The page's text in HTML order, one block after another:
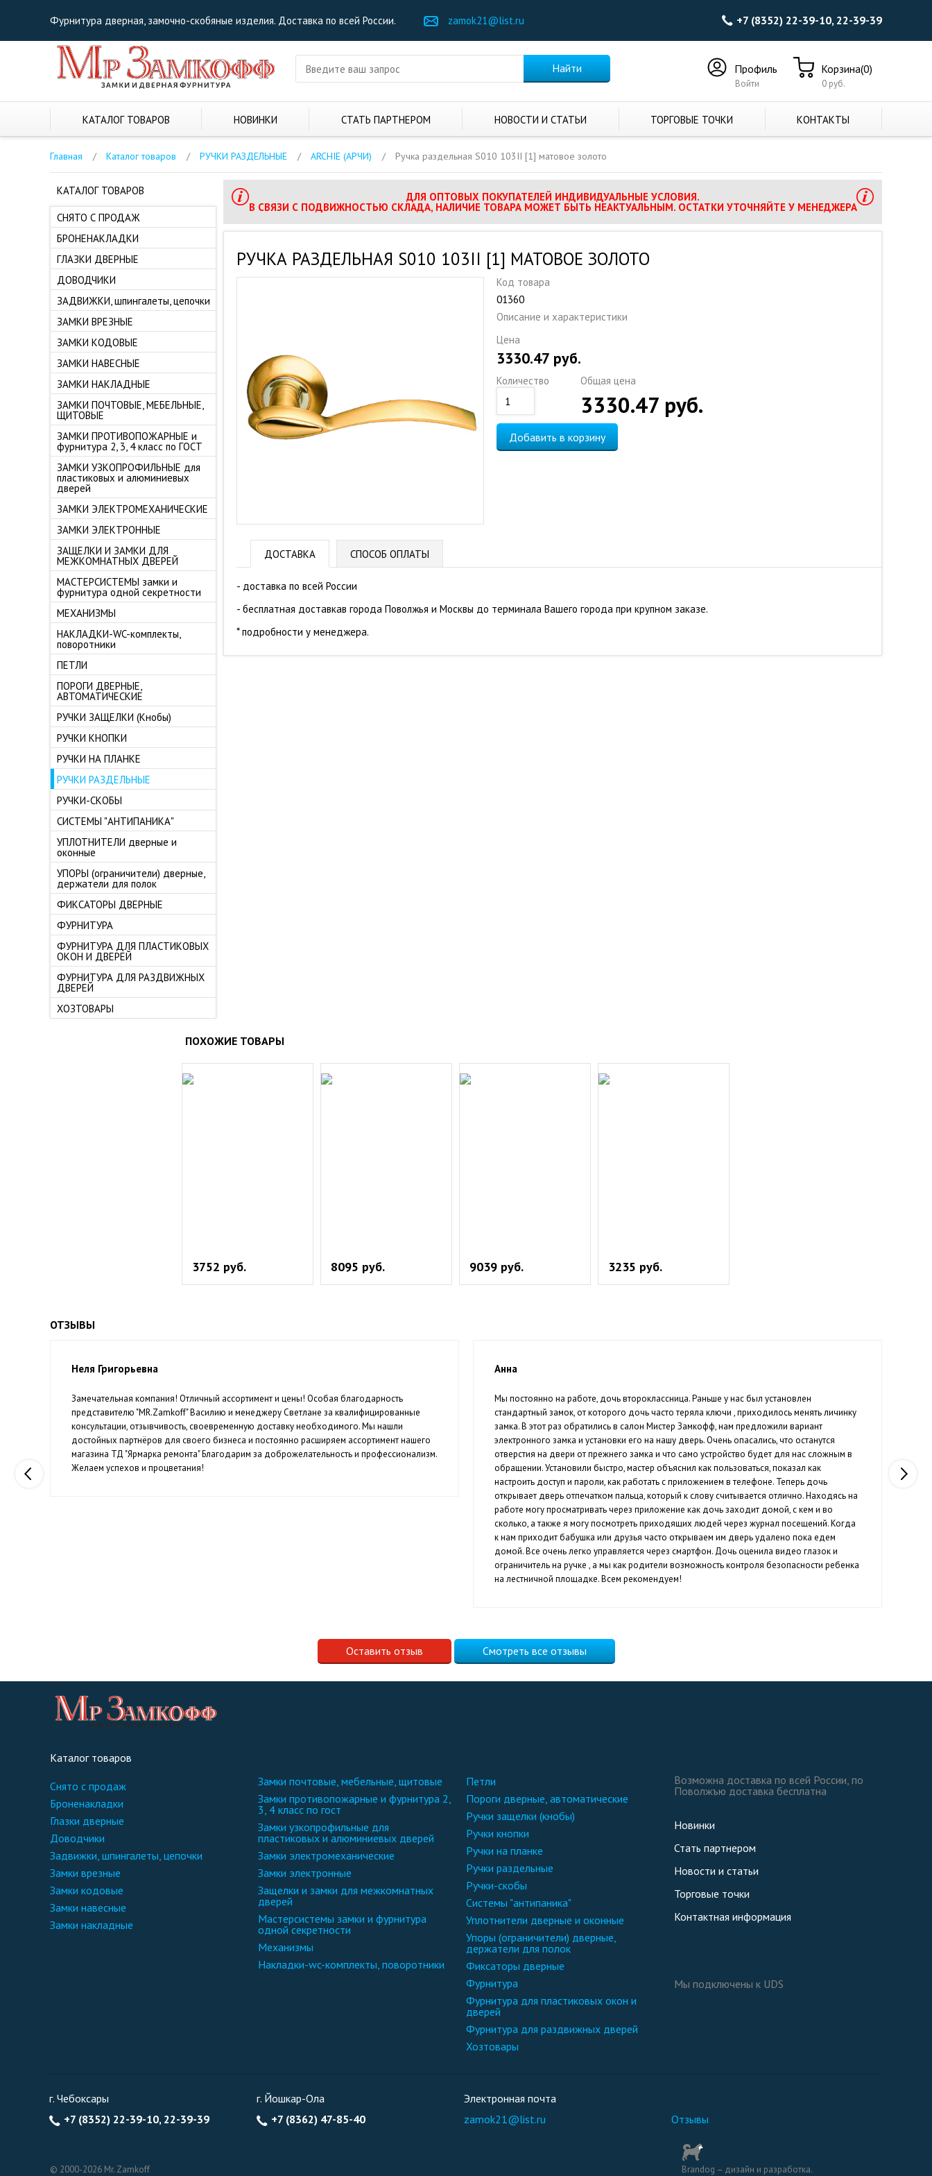
Фурнитура дверная, замочно-скобяные изделия. Доставка по всей России. zamok21@list.ru +7 (8352) 22-39-10, 22-39-39
Корзина(0)
0 руб.
Профиль
Войти
КАТАЛОГ ТОВАРОВ НОВИНКИ СТАТЬ ПАРТНЕРОМ НОВОСТИ И СТАТЬИ ТОРГОВЫЕ ТОЧКИ КОНТАКТЫ
Главная / Каталог товаров / РУЧКИ РАЗДЕЛЬНЫЕ / ARCHIE (АРЧИ) / Ручка раздельная S010 103II [1] матовое золото
КАТАЛОГ ТОВАРОВ
СНЯТО С ПРОДАЖ
БРОНЕНАКЛАДКИ
ГЛАЗКИ ДВЕРНЫЕ
ДОВОДЧИКИ
ЗАДВИЖКИ, шпингалеты, цепочки
ЗАМКИ ВРЕЗНЫЕ
ЗАМКИ КОДОВЫЕ
ЗАМКИ НАВЕСНЫЕ
ЗАМКИ НАКЛАДНЫЕ
ЗАМКИ ПОЧТОВЫЕ, МЕБЕЛЬНЫЕ,
ЩИТОВЫЕ
ЗАМКИ ПРОТИВОПОЖАРНЫЕ и
фурнитура 2, 3, 4 класс по ГОСТ
ЗАМКИ УЗКОПРОФИЛЬНЫЕ для
пластиковых и алюминиевых
дверей
ЗАМКИ ЭЛЕКТРОМЕХАНИЧЕСКИЕ
ЗАМКИ ЭЛЕКТРОННЫЕ
ЗАЩЕЛКИ И ЗАМКИ ДЛЯ
МЕЖКОМНАТНЫХ ДВЕРЕЙ
МАСТЕРСИСТЕМЫ замки и
фурнитура одной секретности
МЕХАНИЗМЫ
НАКЛАДКИ-WC-комплекты,
поворотники
ПЕТЛИ
ПОРОГИ ДВЕРНЫЕ,
АВТОМАТИЧЕСКИЕ
РУЧКИ ЗАЩЕЛКИ (Кнобы)
РУЧКИ КНОПКИ
РУЧКИ НА ПЛАНКЕ
РУЧКИ РАЗДЕЛЬНЫЕ
РУЧКИ-СКОБЫ
СИСТЕМЫ "АНТИПАНИКА"
УПЛОТНИТЕЛИ дверные и
оконные
УПОРЫ (ограничители) дверные,
держатели для полок
ФИКСАТОРЫ ДВЕРНЫЕ
ФУРНИТУРА
ФУРНИТУРА ДЛЯ ПЛАСТИКОВЫХ
ОКОН И ДВЕРЕЙ
ФУРНИТУРА ДЛЯ РАЗДВИЖНЫХ
ДВЕРЕЙ
ХОЗТОВАРЫ
ДЛЯ ОПТОВЫХ ПОКУПАТЕЛЕЙ ИНДИВИДУАЛЬНЫЕ УСЛОВИЯ.
В СВЯЗИ С ПОДВИЖНОСТЬЮ СКЛАДА, НАЛИЧИЕ ТОВАРА МОЖЕТ БЫТЬ НЕАКТУАЛЬНЫМ. ОСТАТКИ УТОЧНЯЙТЕ У МЕНЕДЖЕРА
РУЧКА РАЗДЕЛЬНАЯ S010 103II [1] МАТОВОЕ ЗОЛОТО
Код товара
01360
Описание и характеристики
Цена
3330.47 руб.
Количество Общая цена
3330.47 руб.
Добавить в корзину
ДОСТАВКА СПОСОБ ОПЛАТЫ
- доставка по всей России
- бесплатная доставкав города Поволжья и Москвы до терминала Вашего города при крупном заказе.
* подробности у менеджера.
ПОХОЖИЕ ТОВАРЫ
3752 руб. 8095 руб. 9039 руб. 3235 руб.
ОТЗЫВЫ
Неля Григорьевна
Замечательная компания! Отличный ассортимент и цены! Особая благодарность
представителю "MR.Zamkoff" Василию и менеджеру Светлане за квалифицированные
консультации, отзывчивость, своевременную доставку необходимого. Мы нашли
достойных партнёров для своего бизнеса и постоянно расширяем ассортимент нашего
магазина ТД "Ярмарка ремонта" Благодарим за доброжелательность и профессионализм.
Желаем успехов и процветания!
Анна
Мы постоянно на работе, дочь второклассница. Раньше у нас был установлен
стандартный замок, от которого дочь часто теряла ключи , приходилось менять личинку
замка. В этот раз обратились в салон Мистер Замкофф, нам предложили вариант
электронного замка и установки его на нашу дверь. Очень опасались, что останутся
отверстия на двери от прежнего замка и что само устройство будет для нас сложным в
обращении. Установили быстро, мастер объяснил как пользоваться, показал как
настроить доступ и пароли, как работать с приложением в телефоне. Теперь дочь
открывает дверь отпечатком пальца, который к слову считывается отлично. Находясь на
работе могу просматривать через приложение как дочь заходит домой, с кем и во
сколько, а также я могу посмотреть приходящих людей через журнал посещений. Когда
к нам приходит бабушка или друзья часто открываем им дверь удалено пока едем
домой. Все очень легко управляется через смартфон. Дочь оценила видео глазок и
ограничитель на ручке , а мы как родители возможность контроля безопасности ребенка
на лестничной площадке. Всем рекомендуем!
Оставить отзыв Смотреть все отзывы
Каталог товаров
снято с продаж
броненакладки
глазки дверные
доводчики
задвижки, шпингалеты, цепочки
замки врезные
замки кодовые
замки навесные
замки накладные
замки почтовые, мебельные, щитовые
замки противопожарные и фурнитура 2,
3, 4 класс по гост
замки узкопрофильные для
пластиковых и алюминиевых дверей
замки электромеханические
замки электронные
защелки и замки для межкомнатных
дверей
мастерсистемы замки и фурнитура
одной секретности
механизмы
накладки-wc-комплекты, поворотники
петли
пороги дверные, автоматические
ручки защелки (кнобы)
ручки кнопки
ручки на планке
ручки раздельные
ручки-скобы
системы "антипаника"
уплотнители дверные и оконные
упоры (ограничители) дверные,
держатели для полок
фиксаторы дверные
фурнитура
фурнитура для пластиковых окон и
дверей
фурнитура для раздвижных дверей
хозтовары
Возможна доставка по всей России, по
Поволжъю доставка бесплатна
Новинки
Стать партнером
Новости и статьи
Торговые точки
Контактная информация
Мы подключены к UDS
г. Чебоксары
+7 (8352) 22-39-10, 22-39-39
г. Йошкар-Ола
+7 (8362) 47-85-40
Электронная почта
zamok21@list.ru
Отзывы
© 2000-2026 Mr. Zamkoff Brandog – дизайн и разработка.